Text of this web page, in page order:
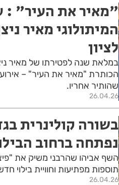
"מאיר את העיר" :
המיתולוגי מאיר
לציון
במלאת שנה לפטירתו של מאיר
הכותרת "מאיר את העיר" –
שהותיר אחריו.
26.04.26
בשורה קולינרית
נפתחה ברחוב
השף אביהו שהרבני משיק את
תוספות מפתיעות וחוויית בילוי
26.04.26